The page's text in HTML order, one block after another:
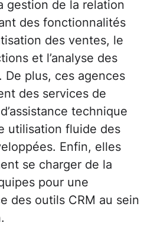
gestion de la relation
des fonctionnalités
des ventes, le
et l’analyse des
De plus, ces agences
des services de
technique
utilisation fluide des
Enfin, elles
se charger de la
pour une
des outils CRM au sein